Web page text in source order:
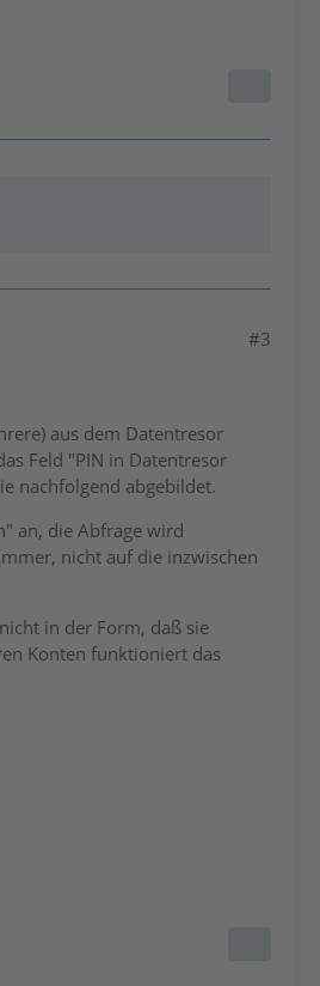
#3
aus dem Datentresor
Feld "PIN in Datentresor
nachfolgend abgebildet.
an, die Abfrage wird
nicht auf die inzwischen
in der Form, daß sie
Konten funktioniert das